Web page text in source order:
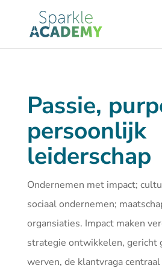
Passie,
persoonlijk
leiderschap
Ondernemen met impact;
sociaal ondernemen;
organsiaties. Impact maken
strategie ontwikkelen, gericht
werven, de klantvraga